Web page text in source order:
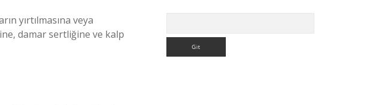
yırtılmasına veya
damar sertliğine ve kalp